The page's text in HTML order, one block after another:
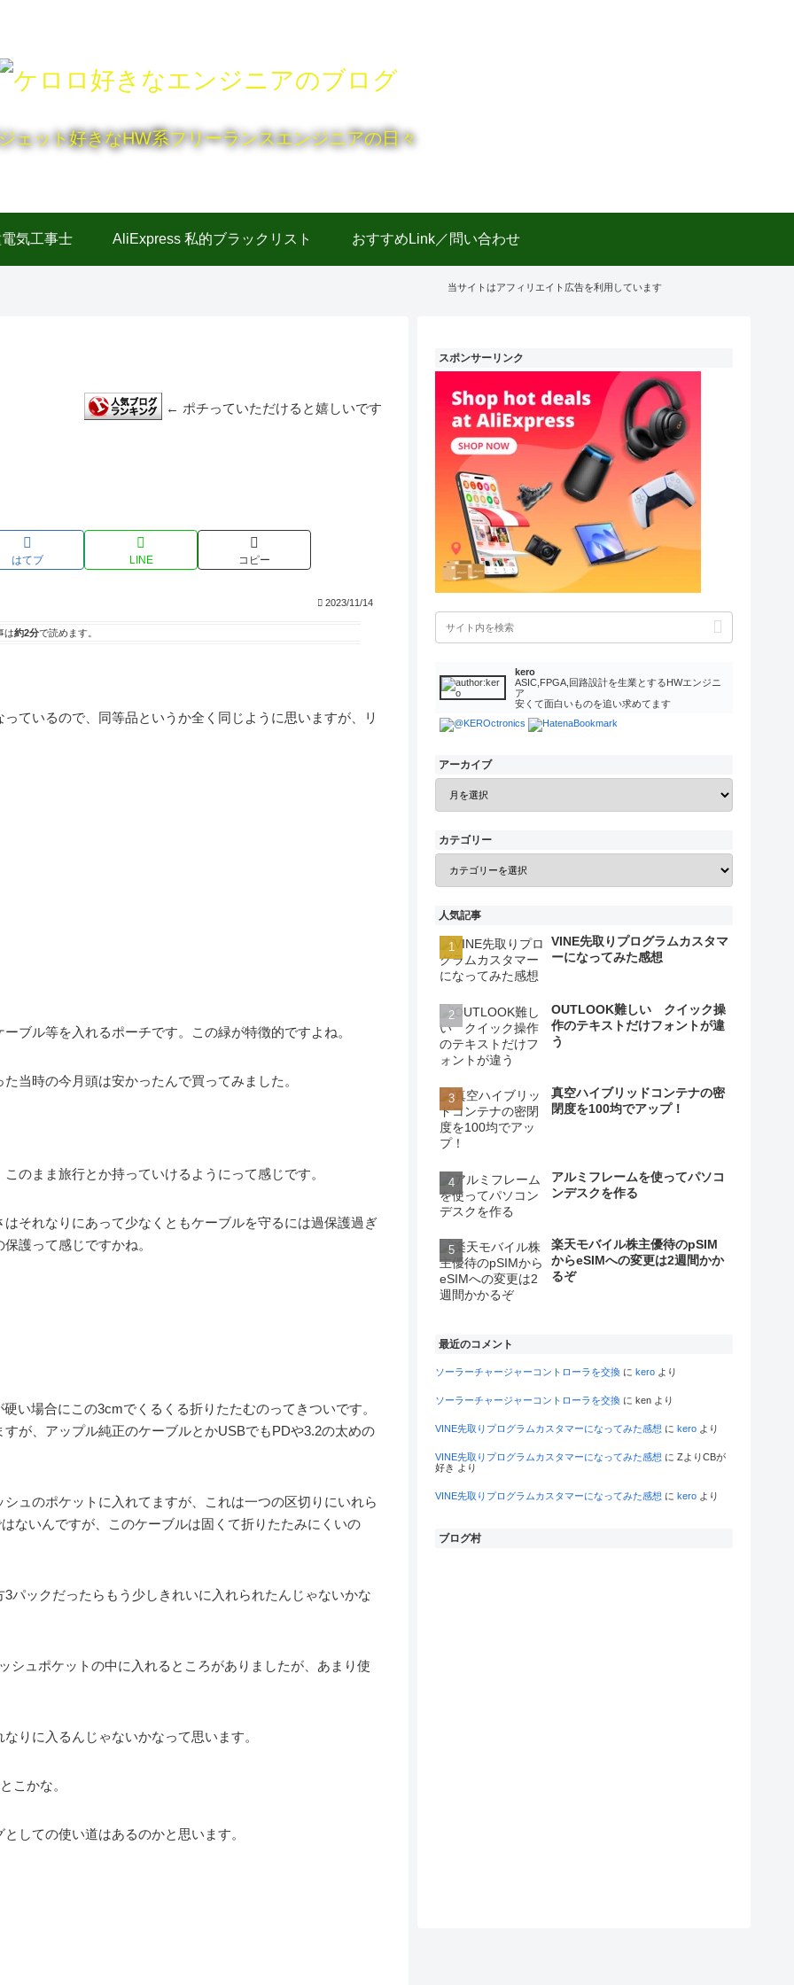
ェット好きなHW系フリーランスエンジニアの日々
気工事士 AliExpress 私的ブラックリスト おすすめLink／問い合わせ
当サイトはアフィリエイト広告を利用しています
← ポチっていただけると嬉しいです
はてブ LINE コピー
2023/11/14
は約2分で読めます。
ているので、同等品というか全く同じように思いますが、リ
ブル等を入れるポーチです。この緑が特徴的ですよね。
当時の今月頭は安かったんで買ってみました。
のまま旅行とか持っていけるようにって感じです。
それなりにあって少なくともケーブルを守るには過保護過ぎ
護って感じですかね。
い場合にこの3cmでくるくる折りたたむのってきついです。
が、アップル純正のケーブルとかUSBでもPDや3.2の太めの
ュのポケットに入れてますが、これは一つの区切りにいれら
ないんですが、このケーブルは固くて折りたたみにくいの
パックだったらもう少しきれいに入れられたんじゃないかな
シュポケットの中に入れるところがありましたが、あまり使
りに入るんじゃないかなって思います。
こかな。
しての使い道はあるのかと思います。
スポンサーリンク
kero
ASIC,FPGA,回路設計を生業とするHWエンジニ
ア
安くて面白いものを追い求めてます
アーカイブ
カテゴリー
人気記事
VINE先取りプログラムカスタマ
ーになってみた感想
OUTLOOK難しい クイック操
作のテキストだけフォントが違
う
真空ハイブリッドコンテナの密
閉度を100均でアップ！
アルミフレームを使ってパソコ
ンデスクを作る
楽天モバイル株主優待のpSIM
からeSIMへの変更は2週間かか
るぞ
最近のコメント
ソーラーチャージャーコントローラを交換 に kero より
ソーラーチャージャーコントローラを交換 に ken より
VINE先取りプログラムカスタマーになってみた感想 に kero より
VINE先取りプログラムカスタマーになってみた感想 に ZよりCBが
好き より
VINE先取りプログラムカスタマーになってみた感想 に kero より
ブログ村